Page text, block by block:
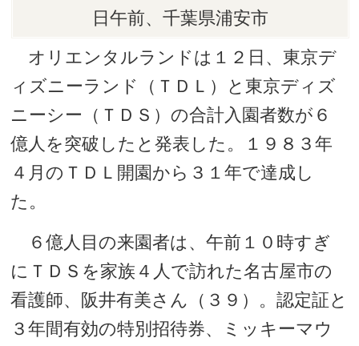
日午前、千葉県浦安市
オリエンタルランドは１２日、東京デ
ィズニーランド（ＴＤＬ）と東京ディズ
ニーシー（ＴＤＳ）の合計入園者数が６
億人を突破したと発表した。１９８３年
４月のＴＤＬ開園から３１年で達成し
た。
６億人目の来園者は、午前１０時すぎ
にＴＤＳを家族４人で訪れた名古屋市の
看護師、阪井有美さん（３９）。認定証と
３年間有効の特別招待券、ミッキーマウ